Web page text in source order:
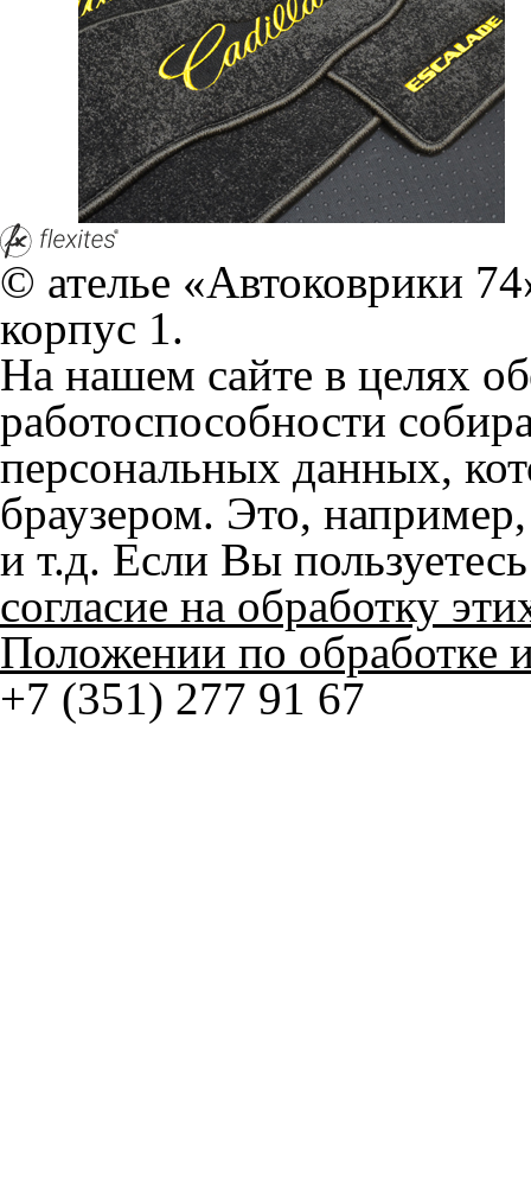
© ателье «Автоковрики
корпус 1.
На нашем сайте в целях
работоспособности
персональных данных,
браузером. Это,
и т.д. Если Вы
согласие на обработку
Положении по обработке
+7 (351) 277 91 67